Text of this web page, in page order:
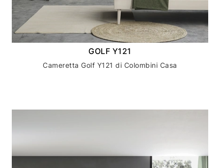
GOLF Y121
Cameretta Golf Y121 di Colombini Casa